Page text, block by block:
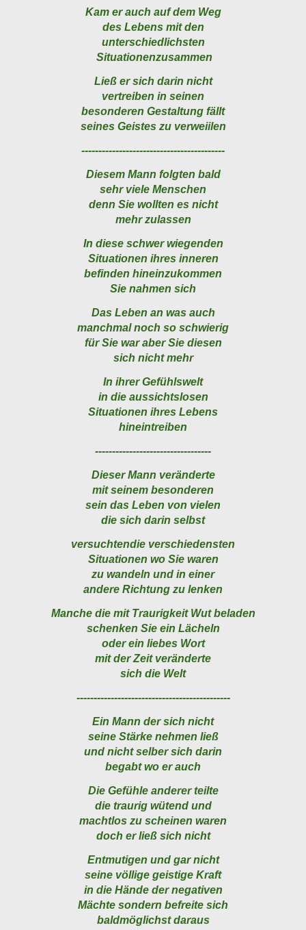
Kam er auch auf dem Weg
des Lebens mit den
unterschiedlichsten
Situationenzusammen
Ließ er sich darin nicht
vertreiben in seinen
besonderen Gestaltung fällt
seines Geistes zu verweiilen
------------------------------------------
Diesem Mann folgten bald
sehr viele Menschen
denn Sie wollten es nicht
mehr zulassen
In diese schwer wiegenden
Situationen ihres inneren
befinden hineinzukommen
Sie nahmen sich
Das Leben an was auch
manchmal noch so schwierig
für Sie war aber Sie diesen
sich nicht mehr
In ihrer Gefühlswelt
in die aussichtslosen
Situationen ihres Lebens
hineintreiben
----------------------------------
Dieser Mann veränderte
mit seinem besonderen
sein das Leben von vielen
die sich darin selbst
versuchtendie verschiedensten
Situationen wo Sie waren
zu wandeln und in einer
andere Richtung zu lenken
Manche die mit Traurigkeit Wut beladen
schenken Sie ein Lächeln
oder ein liebes Wort
mit der Zeit veränderte
sich die Welt
---------------------------------------------
Ein Mann der sich nicht
seine Stärke nehmen ließ
und nicht selber sich darin
begabt wo er auch
Die Gefühle anderer teilte
die traurig wütend und
machtlos zu scheinen waren
doch er ließ sich nicht
Entmutigen und gar nicht
seine völlige geistige Kraft
in die Hände der negativen
Mächte sondern befreite sich
baldmöglichst daraus